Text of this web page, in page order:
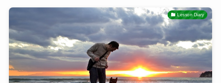
Lesson Diary